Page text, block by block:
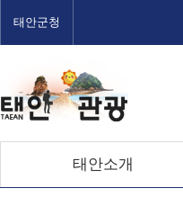
태안군청
태안소개